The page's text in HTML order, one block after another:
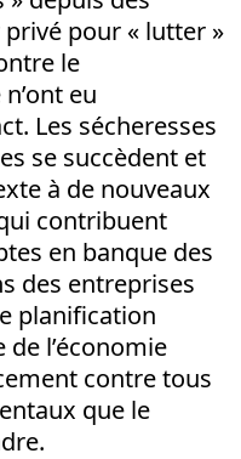
pour « lutter »
le
eu
Les sécheresses
se succèdent et
à de nouveaux
contribuent
en banque des
des entreprises
planification
l’économie
contre tous
que le